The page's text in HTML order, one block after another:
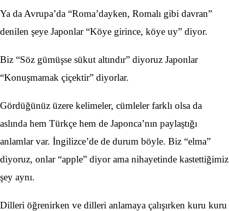
Ya da Avrupa’da “Roma’dayken, Romalı gibi davran”
denilen şeye Japonlar “Köye girince, köye uy” diyor.
Biz “Söz gümüşse sükut altındır” diyoruz Japonlar
“Konuşmamak çiçektir” diyorlar.
Gördüğünüz üzere kelimeler, cümleler farklı olsa da
aslında hem Türkçe hem de Japonca’nın paylaştığı
anlamlar var. İngilizce’de de durum böyle. Biz “elma”
diyoruz, onlar “apple” diyor ama nihayetinde kastettiğimiz
şey aynı.
Dilleri öğrenirken ve dilleri anlamaya çalışırken kuru kuru